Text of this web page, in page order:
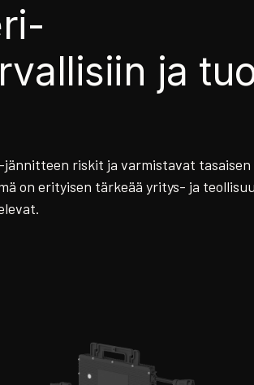
ja
riskit ja varmistavat
on erityisen tärkeää yritys- ja